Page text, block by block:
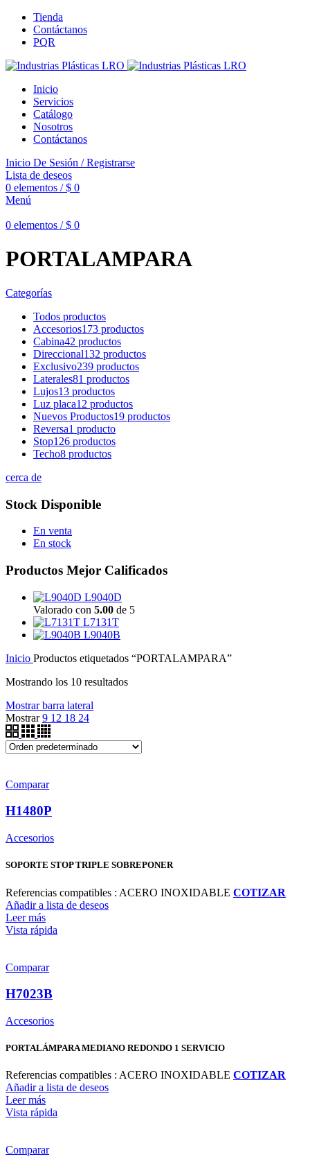
Tienda
Contáctanos
PQR
Inicio
Servicios
Catálogo
Nosotros
Contáctanos
Inicio De Sesión / Registrarse
Lista de deseos
0 elementos / $ 0
Menú
0 elementos / $ 0
PORTALAMPARA
Categorías
Todos productos
Accesorios173 productos
Cabina42 productos
Direccional132 productos
Exclusivo239 productos
Laterales81 productos
Lujos13 productos
Luz placa12 productos
Nuevos Productos19 productos
Reversa1 producto
Stop126 productos
Techo8 productos
cerca de
Stock Disponible
En venta
En stock
Productos Mejor Calificados
L9040D
Valorado con 5.00 de 5
L7131T
L9040B
Inicio Productos etiquetados “PORTALAMPARA”
Mostrando los 10 resultados
Mostrar barra lateral
Mostrar9 12 18 24
Comparar
H1480P
Accesorios
SOPORTE STOP TRIPLE SOBREPONER
Referencias compatibles : ACERO INOXIDABLE COTIZAR
Añadir a lista de deseos
Leer más
Vista rápida
Comparar
H7023B
Accesorios
PORTALÁMPARA MEDIANO REDONDO 1 SERVICIO
Referencias compatibles : ACERO INOXIDABLE COTIZAR
Añadir a lista de deseos
Leer más
Vista rápida
Comparar